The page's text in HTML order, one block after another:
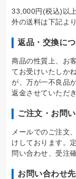
33,000円(税込)以
外の送料は下記よ
返品・交換に
商品の性質上、お
てお受けいたしか
が、万が一不良品
返金させていただき
ご注文・お問
メールでのご注文
けしております。
問い合わせ、受注
お問い合わせ先